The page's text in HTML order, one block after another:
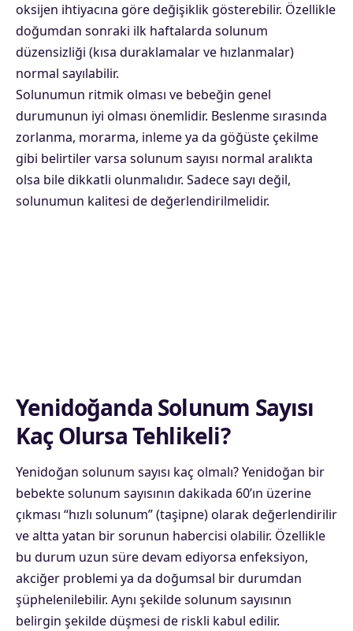
oksijen ihtiyacına göre değişiklik gösterebilir. Özellikle
doğumdan sonraki ilk haftalarda solunum
düzensizliği (kısa duraklamalar ve hızlanmalar)
normal sayılabilir.
Solunumun ritmik olması ve bebeğin genel
durumunun iyi olması önemlidir. Beslenme sırasında
zorlanma, morarma, inleme ya da göğüste çekilme
gibi belirtiler varsa solunum sayısı normal aralıkta
olsa bile dikkatli olunmalıdır. Sadece sayı değil,
solunumun kalitesi de değerlendirilmelidir.
Yenidoğanda Solunum Sayısı
Kaç Olursa Tehlikeli?
Yenidoğan solunum sayısı kaç olmalı? Yenidoğan bir
bebekte solunum sayısının dakikada 60’ın üzerine
çıkması “hızlı solunum” (taşipne) olarak değerlendirilir
ve altta yatan bir sorunun habercisi olabilir. Özellikle
bu durum uzun süre devam ediyorsa enfeksiyon,
akciğer problemi ya da doğumsal bir durumdan
şüphelenilebilir. Aynı şekilde solunum sayısının
belirgin şekilde düşmesi de riskli kabul edilir.